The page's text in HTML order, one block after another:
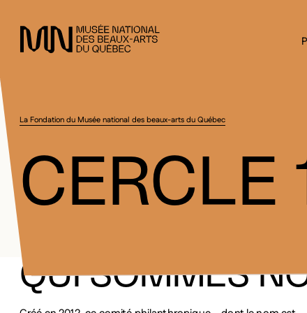
La Fondation du Musée national des beaux-arts du Québec
CERCLE
QUI SOMMES